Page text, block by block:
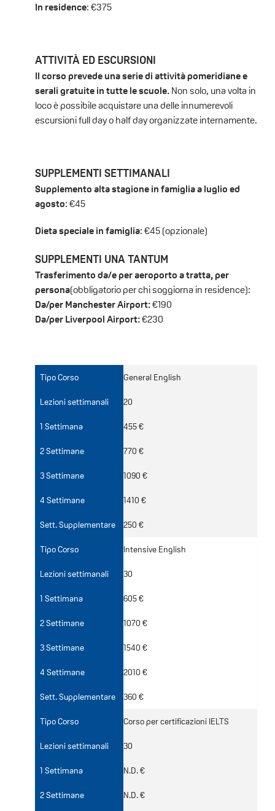
In residence: €375
ATTIVITÀ ED ESCURSIONI
Il corso prevede una serie di attività pomeridiane e
serali gratuite in tutte le scuole.Non solo, una volta in
loco è possibile acquistare una delle innumerevoli
escursioni full day o half day organizzate internamente.
SUPPLEMENTI SETTIMANALI
Supplemento alta stagione in famiglia a luglio ed
agosto: €45
Dieta speciale in famiglia: €45 (opzionale)
SUPPLEMENTI UNA TANTUM
Trasferimento da/e per aeroporto a tratta, per
persona(obbligatorio per chi soggiorna in residence):
Da/per Manchester Airport:€190
Da/per Liverpool Airport:€230
Tipo Corso General English
Lezioni settimanali 20
1 Settimana 455 €
2 Settimane 770 €
3 Settimane 1090 €
4 Settimane 1410 €
Sett. Supplementare 250 €
Tipo Corso Intensive English
Lezioni settimanali 30
1 Settimana 605 €
2 Settimane 1070 €
3 Settimane 1540 €
4 Settimane 2010 €
Sett. Supplementare 360 €
Tipo Corso Corso per certificazioni IELTS
Lezioni settimanali 30
1 Settimana N.D. €
2 Settimane N.D. €